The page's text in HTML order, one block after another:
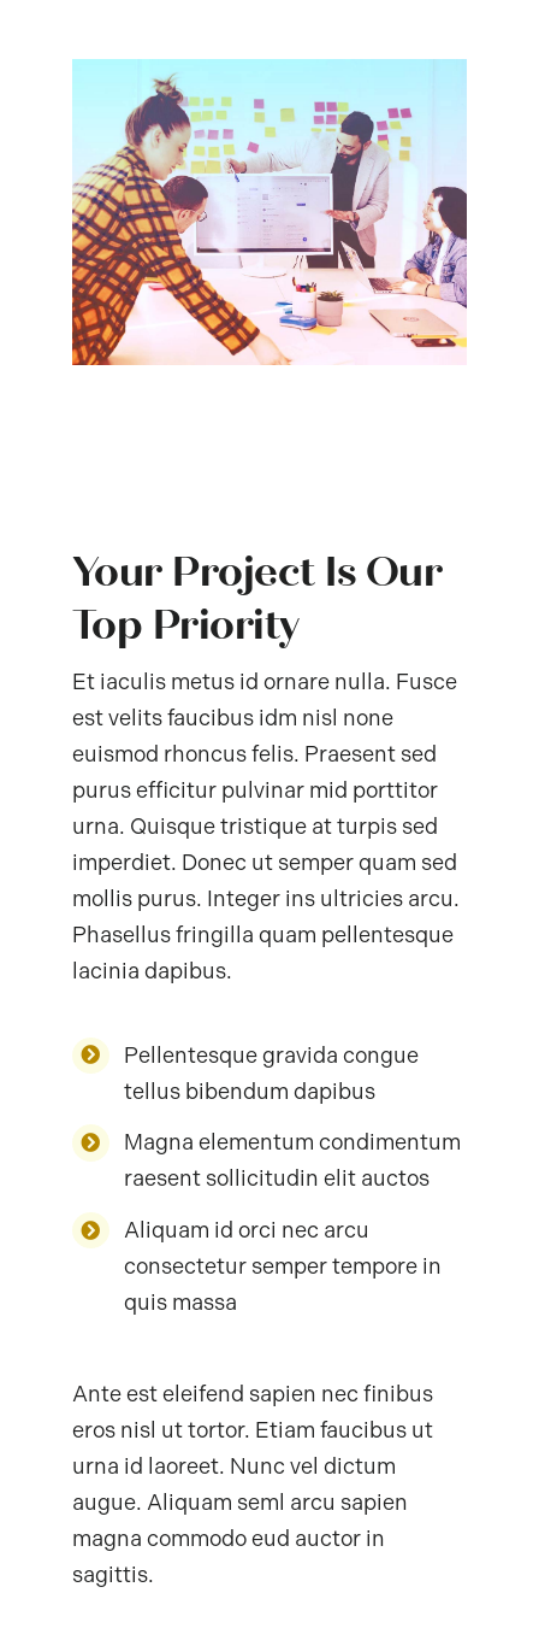
Your Project Is Our
Top Priority
Et iaculis metus id ornare nulla. Fusce
est velits faucibus idm nisl none
euismod rhoncus felis. Praesent sed
purus efficitur pulvinar mid porttitor
urna. Quisque tristique at turpis sed
imperdiet. Donec ut semper quam sed
mollis purus. Integer ins ultricies arcu.
Phasellus fringilla quam pellentesque
lacinia dapibus.
Pellentesque gravida congue
tellus bibendum dapibus
Magna elementum condimentum
raesent sollicitudin elit auctos
Aliquam id orci nec arcu
consectetur semper tempore in
quis massa
Ante est eleifend sapien nec finibus
eros nisl ut tortor. Etiam faucibus ut
urna id laoreet. Nunc vel dictum
augue. Aliquam seml arcu sapien
magna commodo eud auctor in
sagittis.